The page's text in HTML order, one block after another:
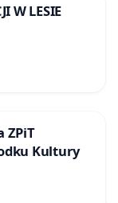
W LESIE
ZPiT
Kultury